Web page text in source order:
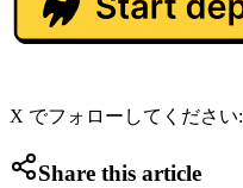
X でフォローしてください:
Share this article